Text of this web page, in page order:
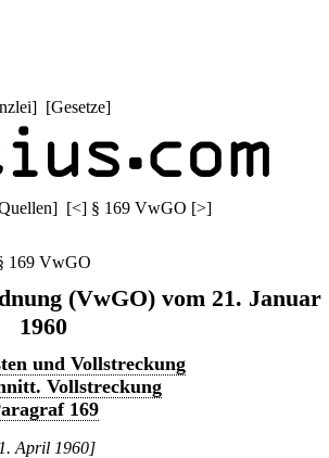
] [Gesetze]
] [<] § 169 VwGO [>]
169 VwGO
(VwGO) vom 21. Januar
1960
und Vollstreckung
Vollstreckung
169
April 1960]